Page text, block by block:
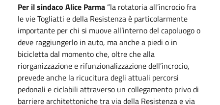
Per il sindaco Alice Parma “la rotatoria all’incrocio fra
le vie Togliatti e della Resistenza è particolarmente
importante per chi si muove all’interno del capoluogo o
deve raggiungerlo in auto, ma anche a piedi o in
bicicletta dal momento che, oltre che alla
riorganizzazione e rifunzionalizzazione dell’incrocio,
prevede anche la ricucitura degli attuali percorsi
pedonali e ciclabili attraverso un collegamento privo di
barriere architettoniche tra via della Resistenza e via